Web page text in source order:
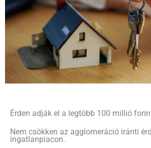
Érden adják el a legtöbb 100 millió
Nem csökken az agglomeráció iránti
ingatlanpiacon.